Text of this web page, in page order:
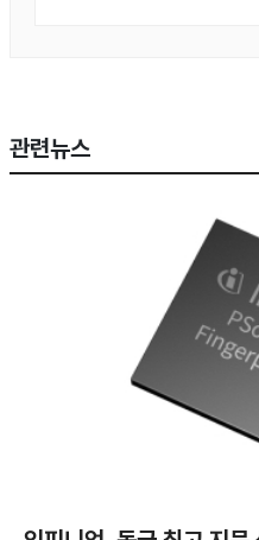
관련뉴스